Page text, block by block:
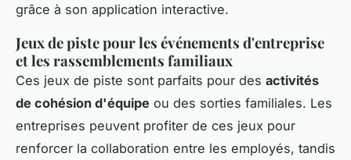
grâce à son application interactive.
Jeux de piste pour les événements d'entreprise
et les rassemblements familiaux
Ces jeux de piste sont parfaits pour des activités
de cohésion d'équipe ou des sorties familiales. Les
entreprises peuvent profiter de ces jeux pour
renforcer la collaboration entre les employés, tandis